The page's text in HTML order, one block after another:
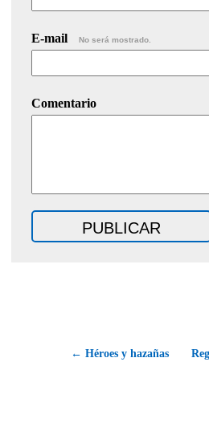
E-mail No será mostrado.
Comentario
← Héroes y hazañas